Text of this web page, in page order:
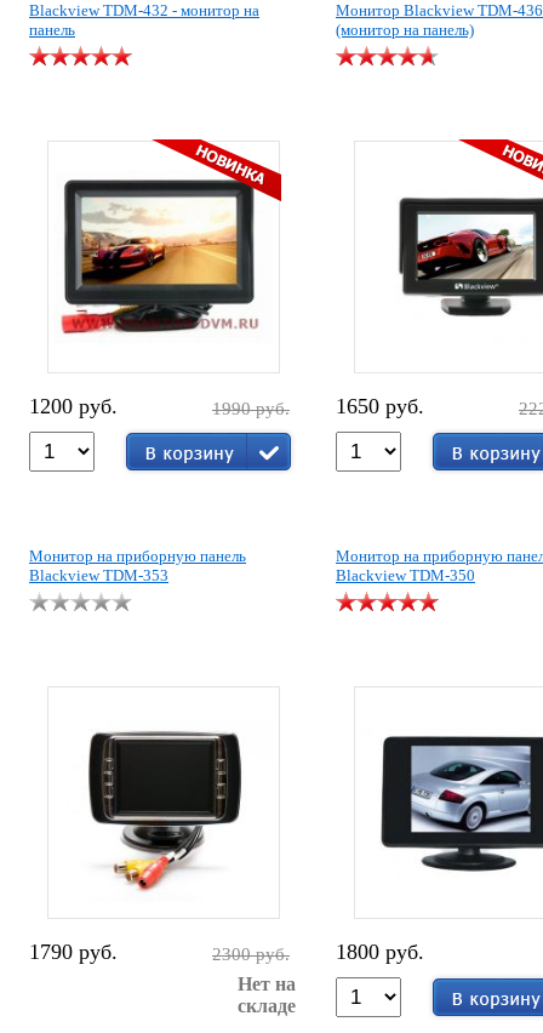
Blackview TDM-432 - монитор на
панель
1200 руб. 1990 руб.
Монитор Blackview TDM-436
(монитор на панель)
1650 руб.
Монитор на приборную панель
Blackview TDM-353
1790 руб. 2300 руб.
Нет на
складе
Монитор на приборную
Blackview TDM-350
1800 руб.